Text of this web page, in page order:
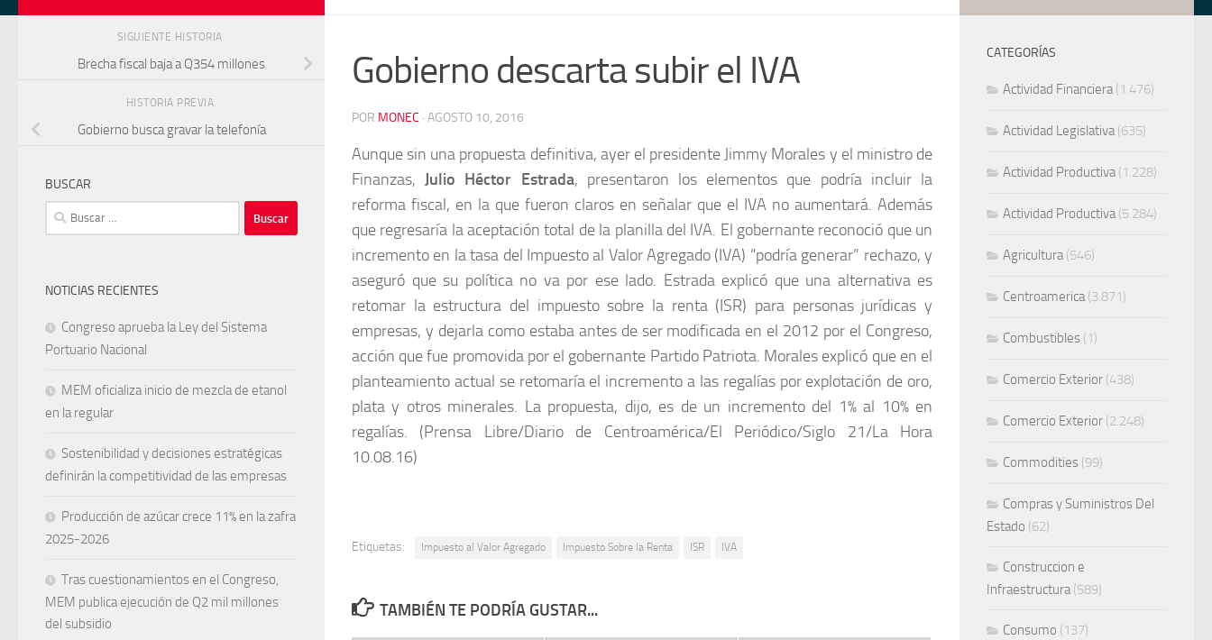
Gobierno descarta subir el IVA
POR MONEC · AGOSTO 10, 2016
Aunque sin una propuesta definitiva, ayer el presidente Jimmy Morales y el ministro de
Finanzas,Julio Héctor Estrada, presentaron los elementos que podría incluir la
reforma fiscal, en la que fueron claros en señalar que el IVA no aumentará. Además
que regresaría la aceptación total de la planilla del IVA. El gobernante reconoció que un
incremento en la tasa del Impuesto al Valor Agregado (IVA) “podría generar” rechazo, y
aseguró que su política no va por ese lado. Estrada explicó que una alternativa es
retomar la estructura del impuesto sobre la renta (ISR) para personas jurídicas y
empresas, y dejarla como estaba antes de ser modificada en el 2012 por el Congreso,
acción que fue promovida por el gobernante Partido Patriota. Morales explicó que en el
planteamiento actual se retomaría el incremento a las regalías por explotación de oro,
plata y otros minerales. La propuesta, dijo, es de un incremento del 1% al 10% en
regalías. (Prensa Libre/Diario de Centroamérica/El Periódico/Siglo 21/La Hora
10.08.16)
Etiquetas: Impuesto al Valor Agregado Impuesto Sobre la Renta ISR IVA
TAMBIÉN TE PODRÍA GUSTAR...
SIGUIENTE HISTORIA
Brecha fiscal baja a Q354 millones
HISTORIA PREVIA
Gobierno busca gravar la telefonía
BUSCAR
Buscar:
NOTICIAS RECIENTES
Congreso aprueba la Ley del Sistema
Portuario Nacional
MEM oficializa inicio de mezcla de etanol
en la regular
Sostenibilidad y decisiones estratégicas
definirán la competitividad de las empresas
Producción de azúcar crece 11% en la zafra
2025-2026
Tras cuestionamientos en el Congreso,
MEM publica ejecución de Q2 mil millones
del subsidio
CATEGORÍAS
Actividad Financiera(1.476)
Actividad Legislativa(635)
Actividad Productiva(1.228)
Actividad Productiva(5.284)
Agricultura(546)
Centroamerica(3.871)
Combustibles (1)
Comercio Exterior (438)
Comercio Exterior (2.248)
Commodities (99)
Compras y Suministros Del
Estado (62)
Construccion e
Infraestructura(589)
Consumo (137)